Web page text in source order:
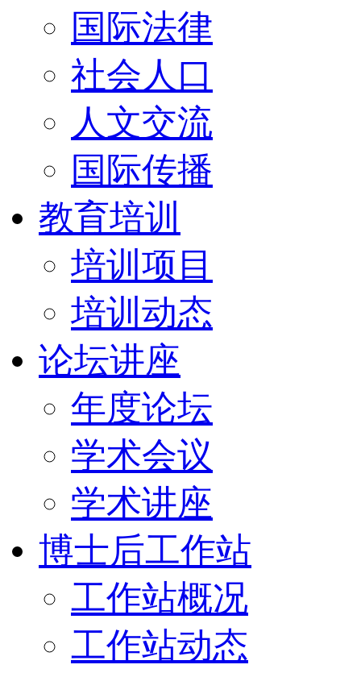
国际法律
社会人口
人文交流
国际传播
教育培训
培训项目
培训动态
论坛讲座
年度论坛
学术会议
学术讲座
博士后工作站
工作站概况
工作站动态